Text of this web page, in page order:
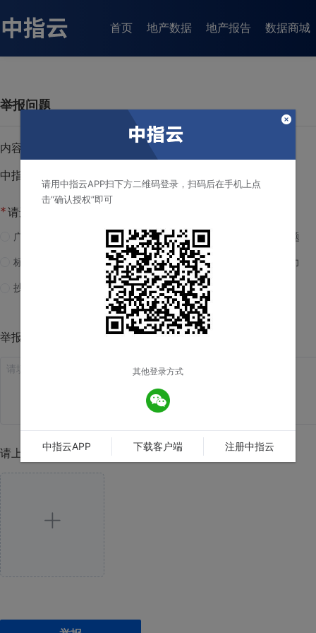
首页 地产数据 地产报告 数据商城
举报问题
内容标题：
中指云资讯详情
*请选择反馈类型
广告 重复、旧闻 格式问题
标题夸张 与事实不符 网络暴力
抄袭 侵犯名誉/商誉/肖像/隐私权
举报理由
请上传举报图片(至多4张)
请用中指云APP扫下方二维码登录，扫码后在手机上点
击“确认授权”即可
其他登录方式
中指云APP 下载客户端 注册中指云